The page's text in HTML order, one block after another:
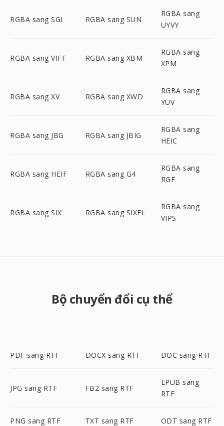
RGBA sang SGI RGBA sang SUN
RGBA sang
UYVY
RGBA sang VIFF RGBA sang XBM
RGBA sang
XPM
RGBA sang XV RGBA sang XWD
RGBA sang
YUV
RGBA sang JBG RGBA sang JBIG
RGBA sang
HEIC
RGBA sang HEIF RGBA sang G4
RGBA sang
RGF
RGBA sang SIX RGBA sang SIXEL
RGBA sang
VIPS
Bộ chuyển đổi cụ thể
PDF sang RTF DOCX sang RTF DOC sang RTF
JPG sang RTF FB2 sang RTF
EPUB sang
RTF
PNG sang RTF TXT sang RTF ODT sang RTF